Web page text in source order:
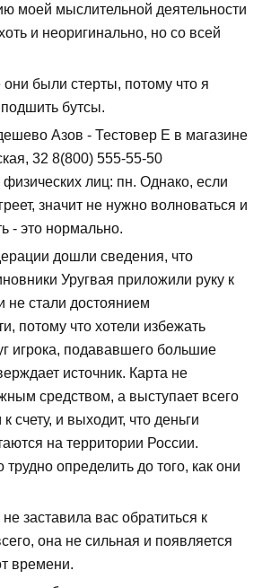
моей мыслительной деятельности
и неоригинально, но со всей
были стерты, потому что я
бутсы.
Азов - Тестовер Е в магазине
32 8(800) 555-55-50
лиц: пн. Однако, если
значит не нужно волноваться и
- это нормально.
дошли сведения, что
Уругвая приложили руку к
не стали достоянием
потому что хотели избежать
игрока, подававшего большие
источник. Карта не
средством, а выступает всего
счету, и выходит, что деньги
на территории России.
трудно определить до того, как они
заставила вас обратиться к
она не сильная и появляется
времени.